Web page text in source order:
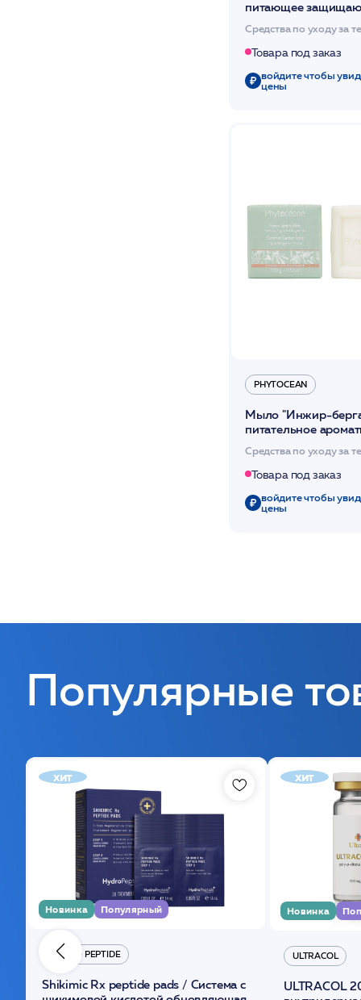
питающее
лица тела и волос
/PHYTOCEAN*
Средства по уходу за
Товара под заказ
войдите чтобы
цены
PHYTOCEAN
Мыло "Инжир-
питательное
Средства по уходу за
Товара под заказ
войдите чтобы
цены
Популярные
хит
Новинка Популярный
HYDRO PEPTIDE
Shikimic Rx peptide pads / Cистема с
хит
Новинка
ULTRACOL
ULTRACOL